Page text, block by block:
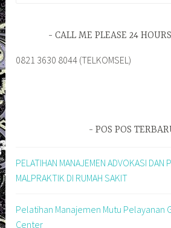
CALL ME PLEASE 24
0821 3630 8044 (TELKOMSEL)
POS POS
PELATIHAN MANAJEMEN ADVOKASI DAN
MALPRAKTIK DI RUMAH SAKIT
Pelatihan Manajemen Mutu Pelayanan
Center